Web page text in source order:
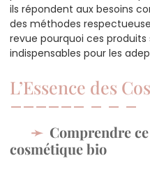
ils répondent aux besoins
des méthodes
revue pourquoi ces
indispensables pour les
L’Essence des
Comprendre
cosmétique bio